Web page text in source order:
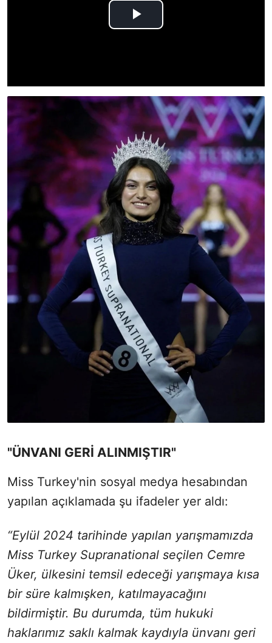
"ÜNVANI GERİ ALINMIŞTIR"
Miss Turkey'nin sosyal medya hesabından
yapılan açıklamada şu ifadeler yer aldı:
“Eylül 2024 tarihinde yapılan yarışmamızda
Miss Turkey Supranational seçilen Cemre
Üker, ülkesini temsil edeceği yarışmaya kısa
bir süre kalmışken, katılmayacağını
bildirmiştir. Bu durumda, tüm hukuki
haklarımız saklı kalmak kaydıyla ünvanı geri